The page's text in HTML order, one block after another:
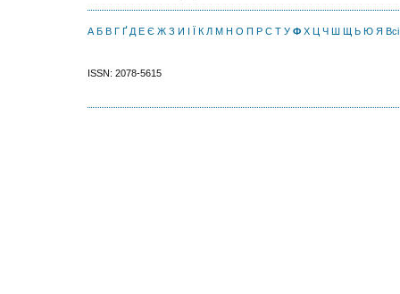
А Б В Г Ґ Д Е Є Ж З И І Ї К Л М Н О П Р С Т У Ф Х Ц Ч Ш Щ Ь Ю Я Всі
ISSN: 2078-5615